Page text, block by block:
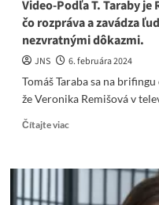
Video-Podľa T. Taraby
čo rozpráva a zavádza
nezvratnými dôkazmi.
JNS
6. februára 2024
Tomáš Taraba sa na
že Veronika Remišová v
Čítajte viacRead
Video-